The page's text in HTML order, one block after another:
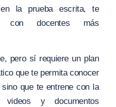
la prueba escrita, te
con docentes más
pero sí requiere un plan
que te permita conocer
que te entrene con la
y documentos